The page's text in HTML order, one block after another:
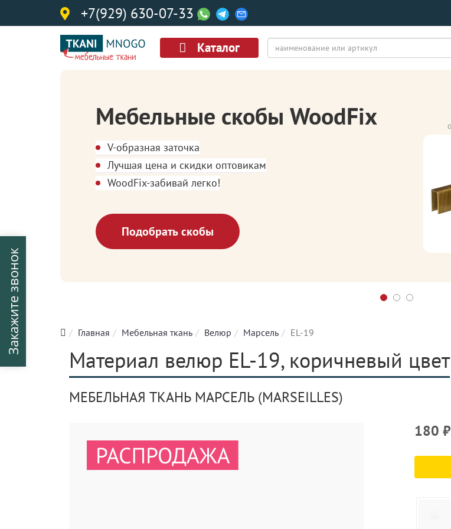
+7(929) 630-07-33
Каталог
Мебельные скобы WoodFix
V-образная заточка
Лучшая цена и скидки оптовикам
WoodFix-забивай легко!
Подобрать скобы
Главная Мебельная ткань Велюр Марсель EL-19
Материал велюр EL-19, коричневый цвет
МЕБЕЛЬНАЯ ТКАНЬ МАРСЕЛЬ (MARSEILLES)
180 ₽
Закажите звонок